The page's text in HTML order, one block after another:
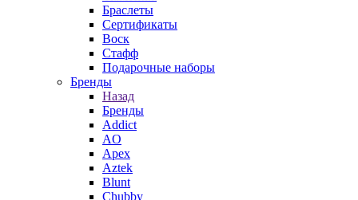
Браслеты
Сертификаты
Воск
Стафф
Подарочные наборы
Бренды
Назад
Бренды
Addict
AO
Apex
Aztek
Blunt
Chubby